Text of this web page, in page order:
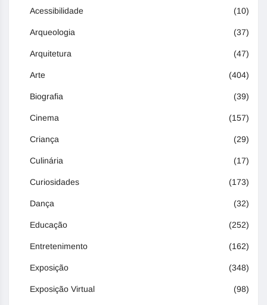
Acessibilidade (10)
Arqueologia (37)
Arquitetura (47)
Arte (404)
Biografia (39)
Cinema (157)
Criança (29)
Culinária (17)
Curiosidades (173)
Dança (32)
Educação (252)
Entretenimento (162)
Exposição (348)
Exposição Virtual (98)